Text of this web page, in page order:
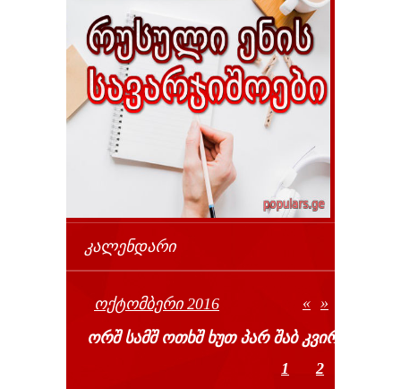
ᲙᲐᲚᲔᲜᲓᲐᲠᲘ
«
ᲝᲥᲢᲝᲛᲑᲔᲠᲘ 2016
»
ᲝᲠᲨ ᲡᲐᲛᲨ ᲝᲗᲮᲨ ᲮᲣᲗ ᲞᲐᲠ ᲨᲐᲑ ᲙᲕᲘᲠ
1
2